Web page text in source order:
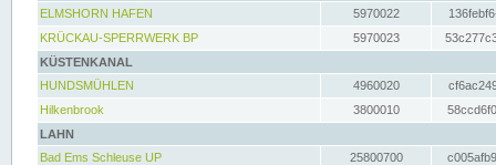
ELMSHORN HAFEN
5970022
KRÜCKAU-SPERRWERK BP
5970023
KÜSTENKANAL
HUNDSMÜHLEN
4960020
Hilkenbrook
3800010
LAHN
Bad Ems Schleuse UP
25800700